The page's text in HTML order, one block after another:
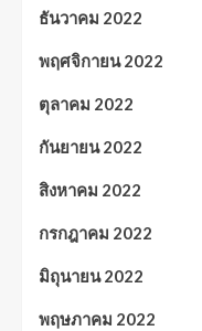
ธันวาคม 2022
พฤศจิกายน 2022
ตุลาคม 2022
กันยายน 2022
สิงหาคม 2022
กรกฎาคม 2022
มิถุนายน 2022
พฤษภาคม 2022